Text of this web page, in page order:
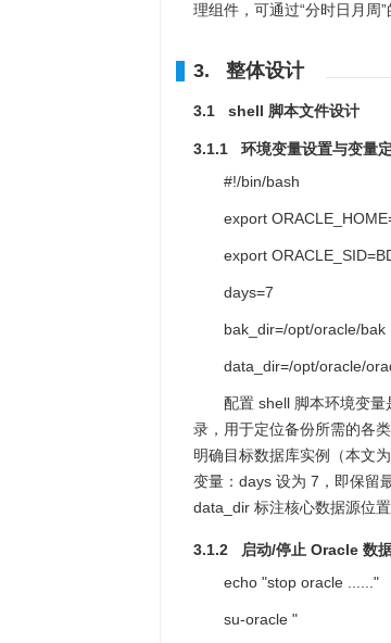
理组件，可通过“分时日月周
3. 整体设计
3.1 shell 脚本文件设计
3.1.1 环境变量设置与变量
#!/bin/bash
export
export
days=7
bak_dir=/opt/oracle/bak
data_dir=/opt/oracle/
配置 shell 脚本环境变
录，用于定位备份所需的各
明确目标数据库实例（本文
变量：days 设为 7，即保留
data_dir 标注核心数据源位置
3.1.2 启动/停止 Oracle 数
echo "stop oracle ......"
su-oracle "